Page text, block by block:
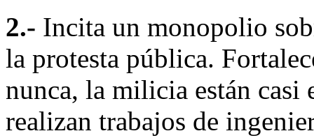
2.- Incita un monopolio
la protesta pública.
nunca, la milicia están casi
realizan trabajos de